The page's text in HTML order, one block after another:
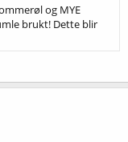
og MYE
brukt! Dette blir